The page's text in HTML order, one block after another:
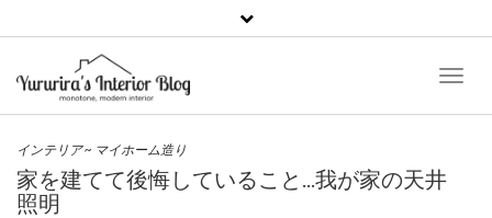
インテリア~ マイホーム造り
家を建てて後悔していること…我が家の天井
照明